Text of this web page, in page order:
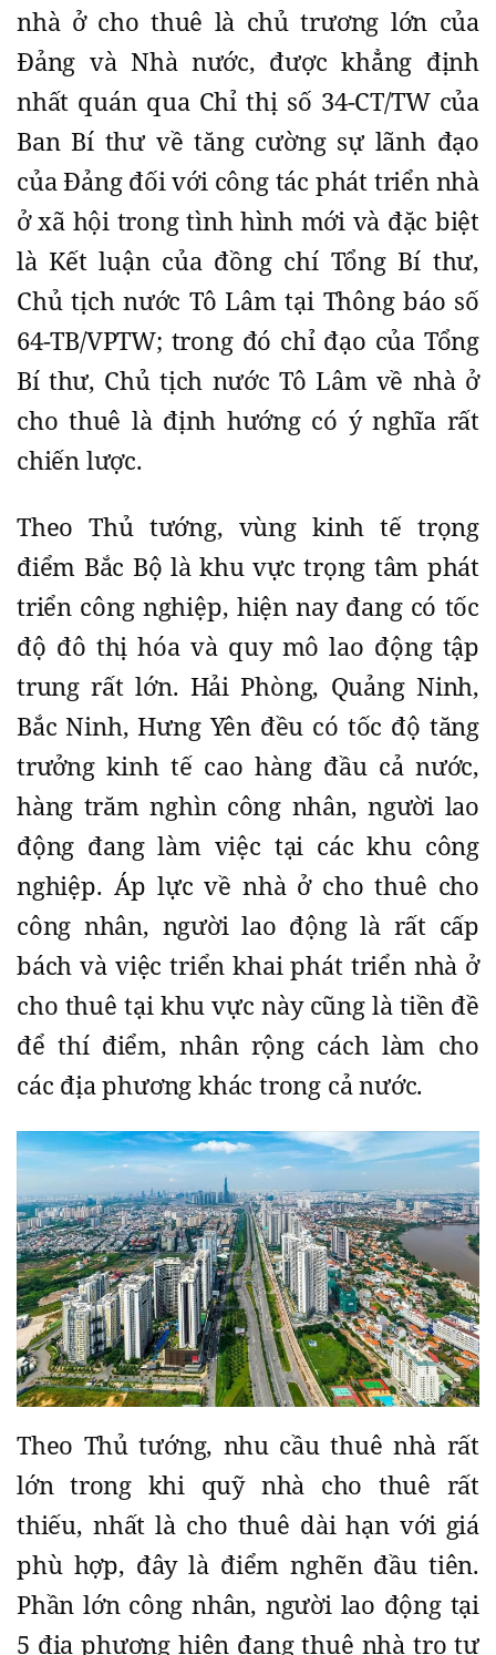
nhà ở cho thuê là chủ trương lớn của
Đảng và Nhà nước, được khẳng định
nhất quán qua Chỉ thị số 34-CT/TW của
Ban Bí thư về tăng cường sự lãnh đạo
của Đảng đối với công tác phát triển nhà
ở xã hội trong tình hình mới và đặc biệt
là Kết luận của đồng chí Tổng Bí thư,
Chủ tịch nước Tô Lâm tại Thông báo số
64-TB/VPTW; trong đó chỉ đạo của Tổng
Bí thư, Chủ tịch nước Tô Lâm về nhà ở
cho thuê là định hướng có ý nghĩa rất
chiến lược.
Theo Thủ tướng, vùng kinh tế trọng
điểm Bắc Bộ là khu vực trọng tâm phát
triển công nghiệp, hiện nay đang có tốc
độ đô thị hóa và quy mô lao động tập
trung rất lớn. Hải Phòng, Quảng Ninh,
Bắc Ninh, Hưng Yên đều có tốc độ tăng
trưởng kinh tế cao hàng đầu cả nước,
hàng trăm nghìn công nhân, người lao
động đang làm việc tại các khu công
nghiệp. Áp lực về nhà ở cho thuê cho
công nhân, người lao động là rất cấp
bách và việc triển khai phát triển nhà ở
cho thuê tại khu vực này cũng là tiền đề
để thí điểm, nhân rộng cách làm cho
các địa phương khác trong cả nước.
Theo Thủ tướng, nhu cầu thuê nhà rất
lớn trong khi quỹ nhà cho thuê rất
thiếu, nhất là cho thuê dài hạn với giá
phù hợp, đây là điểm nghẽn đầu tiên.
Phần lớn công nhân, người lao động tại
5 địa phương hiện đang thuê nhà trọ tự